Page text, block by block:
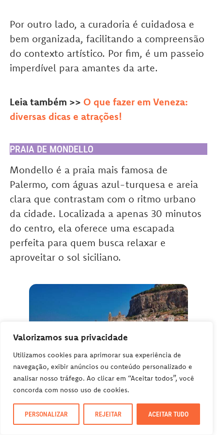
Valorizamos sua privacidade
Utilizamos cookies para aprimorar sua experiência de
navegação, exibir anúncios ou conteúdo personalizado e
analisar nosso tráfego. Ao clicar em “Aceitar todos”, você
concorda com nosso uso de cookies.
PERSONALIZAR REJEITAR ACEITAR TUDO
Por outro lado, a curadoria é cuidadosa e
bem organizada, facilitando a compreensão
do contexto artístico. Por fim, é um passeio
imperdível para amantes da arte.
Leia também >> O que fazer em Veneza:
diversas dicas e atrações!
PRAIA DE MONDELLO
Mondello é a praia mais famosa de
Palermo, com águas azul-turquesa e areia
clara que contrastam com o ritmo urbano
da cidade. Localizada a apenas 30 minutos
do centro, ela oferece uma escapada
perfeita para quem busca relaxar e
aproveitar o sol siciliano.